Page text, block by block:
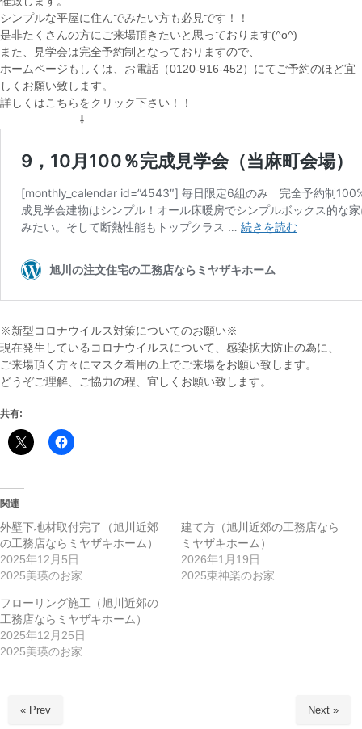
シンプルな平屋に住んでみたい方も必見です！！
是非たくさんの方にご来場頂きたいと思っております(^o^)
また、見学会は完全予約制となっておりますので、
ホームページもしくは、お電話（0120-916-452）にてご予約のほど宜
しくお願い致します。
詳しくはこちらをクリック下さい！！
⇩
※新型コロナウイルス対策についてのお願い※
現在発生しているコロナウイルスについて、感染拡大防止の為に、
ご来場頂く方々にマスク着用の上でご来場をお願い致します。
どうぞご理解、ご協力の程、宜しくお願い致します。
共有:
関連
外壁下地材取付完了（旭川近郊
の工務店ならミヤザキホーム）
2025年12月5日
2025美瑛のお家
建て方（旭川近郊の工務店なら
ミヤザキホーム）
2026年1月19日
2025東神楽のお家
フローリング施工（旭川近郊の
工務店ならミヤザキホーム）
2025年12月25日
2025美瑛のお家
« Prev Next »